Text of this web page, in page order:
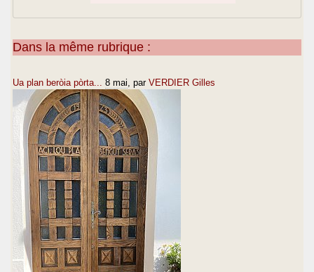
Dans la même rubrique :
Ua plan beròia pòrta... 8 mai , par VERDIER Gilles